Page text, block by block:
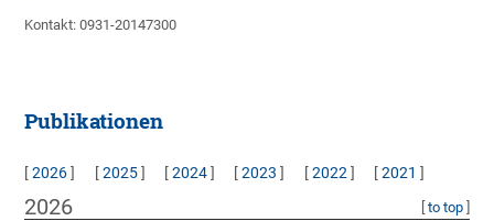
Kontakt: 0931-20147300
Publikationen
[2026] [2025] [2024] [2023 ] [2022 ] [2021 ]
2026 to top]